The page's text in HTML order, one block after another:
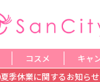
コスメ キャ
夏季休業に関するお知らせ